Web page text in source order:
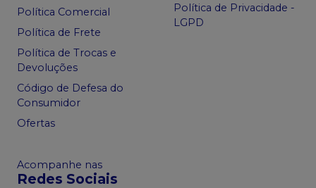
Política Comercial
Política de Frete
Política de Trocas e
Devoluções
Código de Defesa do
Consumidor
Ofertas
Política de Privacidade -
LGPD
Acompanhe nas
Redes Sociais